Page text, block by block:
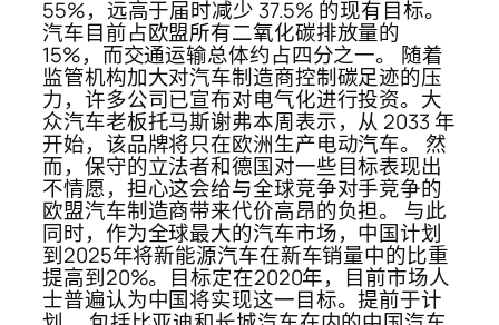
55%，远高于届时减少 37.5% 的现有目标。
汽车目前占欧盟所有二氧化碳排放量的
15%，而交通运输总体约占四分之一。 随着
监管机构加大对汽车制造商控制碳足迹的压
力，许多公司已宣布对电气化进行投资。大
众汽车老板托马斯谢弗本周表示，从 2033 年
开始，该品牌将只在欧洲生产电动汽车。 然
而，保守的立法者和德国对一些目标表现出
不情愿，担心这会给与全球竞争对手竞争的
欧盟汽车制造商带来代价高昂的负担。 与此
同时，作为全球最大的汽车市场，中国计划
到2025年将新能源汽车在新车销量中的比重
提高到20%。目标定在2020年，目前市场人
士普遍认为中国将实现这一目标。提前于计